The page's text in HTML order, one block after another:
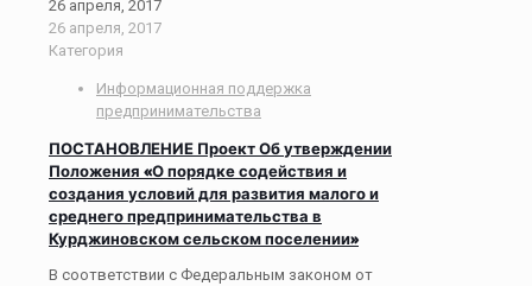
26 апреля, 2017
26 апреля, 2017
Категория
Информационная поддержка
предпринимательства
ПОСТАНОВЛЕНИЕ Проект Об утверждении
Положения «О порядке содействия и
создания условий для развития малого и
среднего предпринимательства в
Курджиновском сельском поселении»
В соответствии с Федеральным законом от